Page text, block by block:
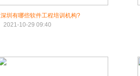
深圳有哪些软件工程培训机构?
2021-10-29 09:40